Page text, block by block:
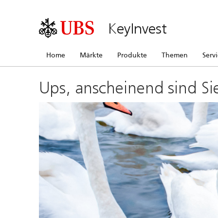
KeyInvest
Home Märkte Produkte Themen
Ups, anscheinend sind